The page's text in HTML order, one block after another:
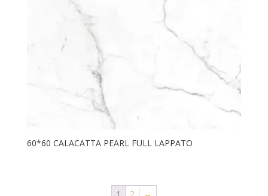
60*60 CALACATTA PEARL FULL LAPPATO